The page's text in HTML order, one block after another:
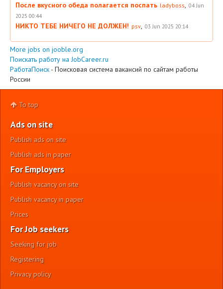
После вкусного обеда полагается поспать ladyboss, 04 Jun
2025 00:44
НИКТО ТЕБЕ НИЧЕГО НЕ ДОЛЖЕН! psv, 03 Jun 2025 20:14
More jobs on jooble.org
Поискать работу на JobCareer.ru
РаботаПоиск - Поисковая система вакансий по сайтам работы
России
To top
Ads on site
Publish ads on site
Publish ads in paper
For Employers
Publish vacancy on site
Publish vacancy in paper
Prices
For Job seekers
Seeking for job
Registering
Privacy policy